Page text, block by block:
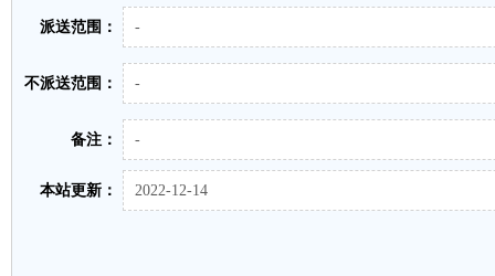
派送范围： -
不派送范围： -
备注： -
本站更新： 2022-12-14